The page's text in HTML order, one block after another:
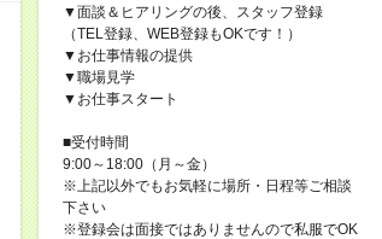
▼面談＆ヒアリングの後、スタッフ登録
（TEL登録、WEB登録もOKです！）
▼お仕事情報の提供
▼職場見学
▼お仕事スタート
■受付時間
9:00～18:00（月～金）
※上記以外でもお気軽に場所・日程等ご相談
下さい
※登録会は面接ではありませんので私服でOK